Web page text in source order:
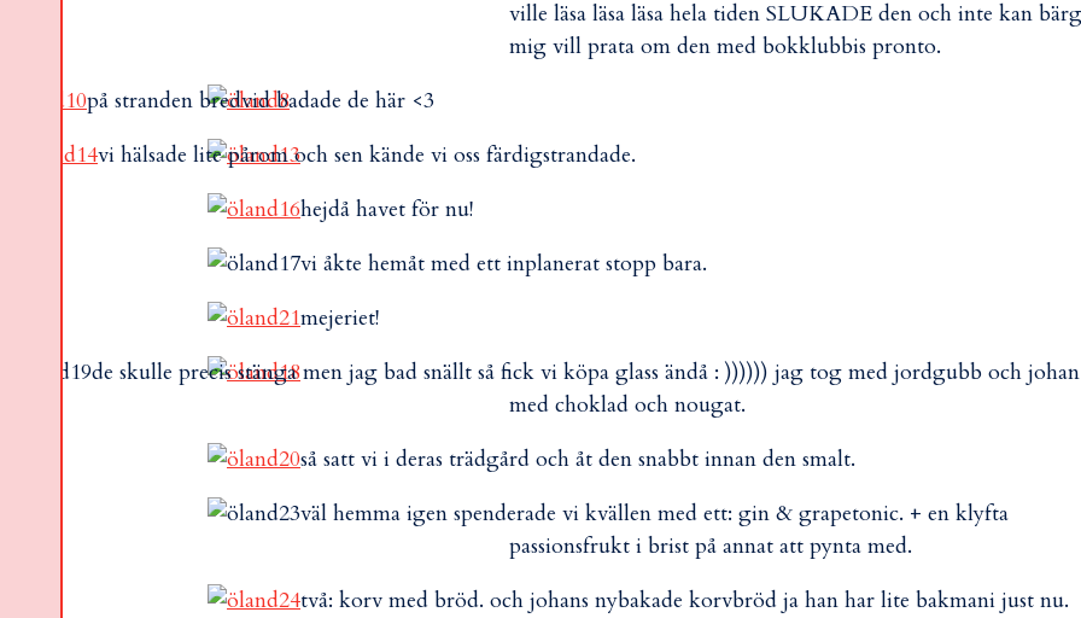
ville läsa läsa läsa hela tiden SLUKADE den och inte kan
mig vill prata om den med bokklubbis pronto.
på stranden bredvid badade de här <3
vi hälsade lite pårom och sen kände vi oss färdigstrandade.
hejdå havet för nu!
vi åkte hemåt med ett inplanerat stopp bara.
mejeriet!
de skulle precis stänga men jag bad snällt så fick vi köpa glass ändå : )))))) jag tog med jordgubb och johan
med choklad och nougat.
så satt vi i deras trädgård och åt den snabbt innan den smalt.
väl hemma igen spenderade vi kvällen med ett: gin & grapetonic. + en klyfta
passionsfrukt i brist på annat att pynta med.
två: korv med bröd. och johans nybakade korvbröd ja han har lite bakmani just nu.